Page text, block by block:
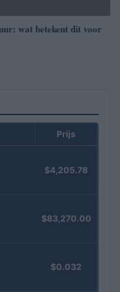
wat betekent dit voor
Prijs
$4,205.78
$83,270.00
$0.032